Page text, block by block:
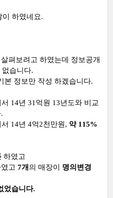
이 하였네요.
펴보려고 하였는데 정보공개
없습니다.
본 정보만 작성 하겠습니다.
14년 31억원 13년도와 비교
14년 4억2천만원, 약 115%
하였고
고 7개 의 매장이 명의변경
었습니다.